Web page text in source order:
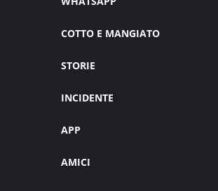
COTTO E MANGIATO
STORIE
INCIDENTE
APP
AMICI